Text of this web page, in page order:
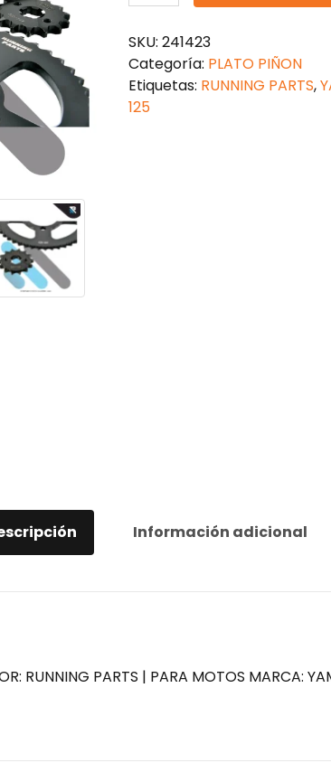
XTZ
125
48/14
428
SKU: 241423
Categoría: PLATO PIÑON
Etiquetas: RUNNING PARTS,
125
Información adicional
RUNNING PARTS | PARA MOTOS MARCA: